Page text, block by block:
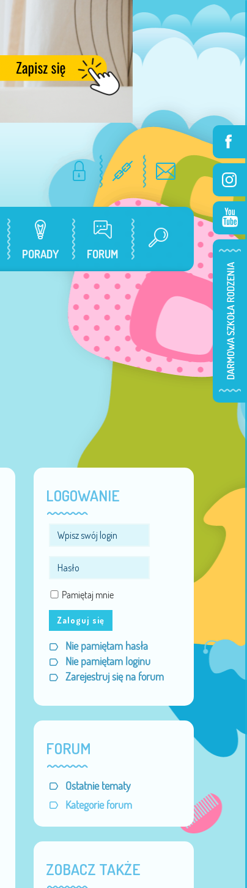
PORADY FORUM
LOGOWANIE
Pamiętaj mnie
Zaloguj się
Nie pamiętam hasła
Nie pamiętam loginu
Zarejestruj się na forum
FORUM
Ostatnie tematy
Kategorie forum
ZOBACZ TAKŻE